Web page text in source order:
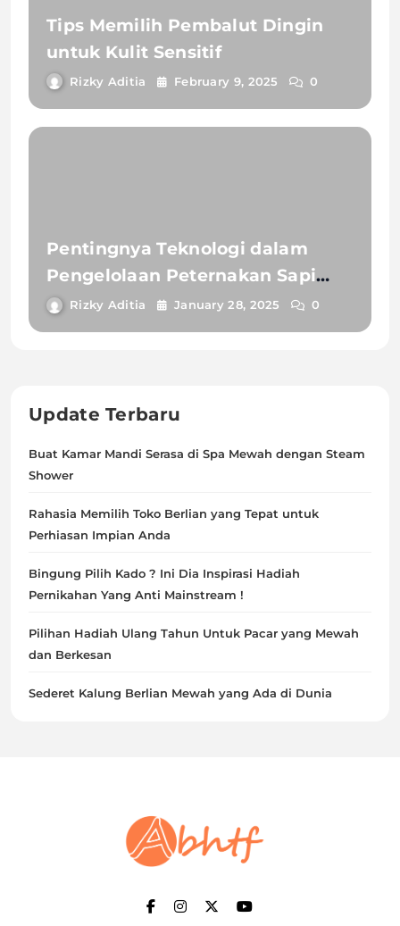
Tips Memilih Pembalut Dingin
untuk Kulit Sensitif
Rizky Aditia February 9, 2025 0
Pentingnya Teknologi dalam
Pengelolaan Peternakan Sapi
yang Modern
Rizky Aditia January 28, 2025 0
Update Terbaru
Buat Kamar Mandi Serasa di Spa Mewah dengan Steam
Shower
Rahasia Memilih Toko Berlian yang Tepat untuk
Perhiasan Impian Anda
Bingung Pilih Kado ? Ini Dia Inspirasi Hadiah
Pernikahan Yang Anti Mainstream !
Pilihan Hadiah Ulang Tahun Untuk Pacar yang Mewah
dan Berkesan
Sederet Kalung Berlian Mewah yang Ada di Dunia
Abhtf.Com